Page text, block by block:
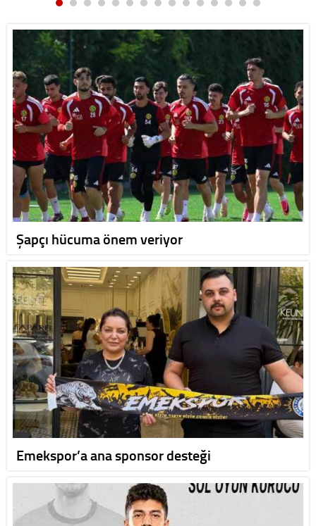
Şapçı hücuma önem veriyor
Emekspor’a ana sponsor desteği